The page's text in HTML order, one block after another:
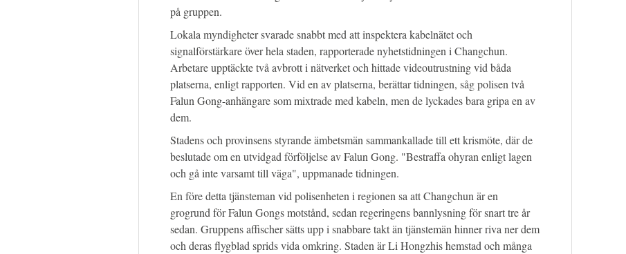
på gruppen.
Lokala myndigheter svarade snabbt med att inspektera kabelnätet och
signalförstärkare över hela staden, rapporterade nyhetstidningen i Changchun.
Arbetare upptäckte två avbrott i nätverket och hittade videoutrustning vid båda
platserna, enligt rapporten. Vid en av platserna, berättar tidningen, såg polisen två
Falun Gong-anhängare som mixtrade med kabeln, men de lyckades bara gripa en av
dem.
Stadens och provinsens styrande ämbetsmän sammankallade till ett krismöte, där de
beslutade om en utvidgad förföljelse av Falun Gong. "Bestraffa ohyran enligt lagen
och gå inte varsamt till väga", uppmanade tidningen.
En före detta tjänsteman vid polisenheten i regionen sa att Changchun är en
grogrund för Falun Gongs motstånd, sedan regeringens bannlysning för snart tre år
sedan. Gruppens affischer sätts upp i snabbare takt än tjänstemän hinner riva ner dem
och deras flygblad sprids vida omkring. Staden är Li Hongzhis hemstad och många